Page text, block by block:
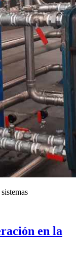
en la